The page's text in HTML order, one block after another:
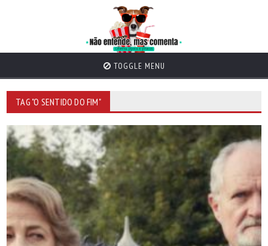
TOGGLE MENU
TAG "O SENTIDO DO FIM"